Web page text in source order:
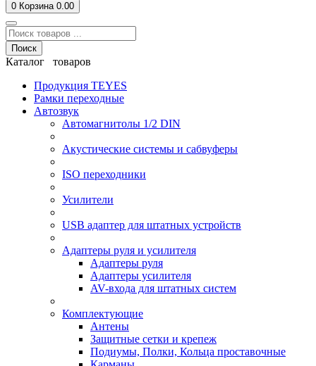
0 Корзина 0.00
Поиск
Каталог товаров
Продукция TEYES
Рамки переходные
Автозвук
Автомагнитолы 1/2 DIN
Акустические системы и сабвуферы
ISO переходники
Усилители
USB адаптер для штатных устройств
Адаптеры руля и усилителя
Адаптеры руля
Адаптеры усилителя
AV-входа для штатных систем
Комплектующие
Антены
Защитные сетки и крепеж
Подиумы, Полки, Кольца проставочные